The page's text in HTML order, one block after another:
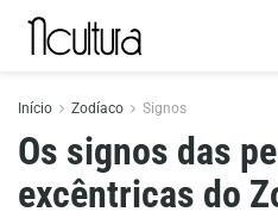
Início Zodíaco Signos
Os signos das
excêntricas do